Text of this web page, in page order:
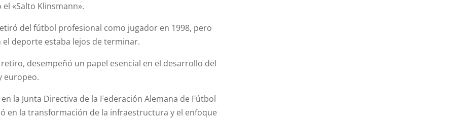
«Salto Klinsmann».
del fútbol profesional como jugador en 1998, pero
el deporte estaba lejos de terminar.
desempeñó un papel esencial en el desarrollo del
europeo.
la Junta Directiva de la Federación Alemana de Fútbol
en la transformación de la infraestructura y el enfoque